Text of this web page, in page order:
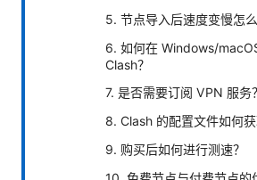
5. 节点导入后速度变慢怎么
6. 如何在 Windows/
Clash？
7. 是否需要订阅 VPN 服务
8. Clash 的配置文件如何获
9. 购买后如何进行测速？